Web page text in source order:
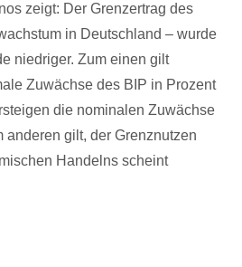
zeigt: Der Grenzertrag des
in Deutschland – wurde
niedriger. Zum einen gilt
Zuwächse des BIP in Prozent
die nominalen Zuwächse
anderen gilt, der Grenznutzen
Handelns scheint